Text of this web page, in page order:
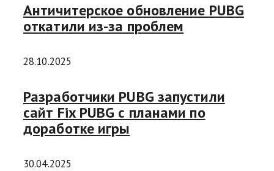
Античитерское обновление PUBG
откатили из-за проблем
28.10.2025
Разработчики PUBG запустили
сайт Fix PUBG с планами по
доработке игры
30.04.2025